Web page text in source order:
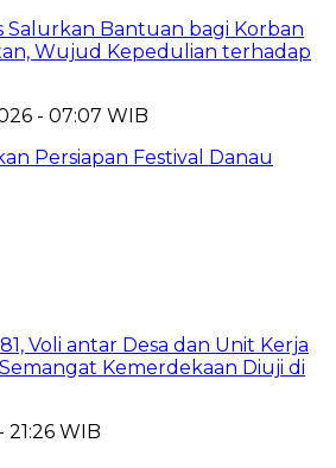
Salurkan Bantuan bagi Korban
Wujud Kepedulian terhadap
- 07:07 WIB
Persiapan Festival Danau
Voli antar Desa dan Unit Kerja
Kemerdekaan Diuji di
21:26 WIB